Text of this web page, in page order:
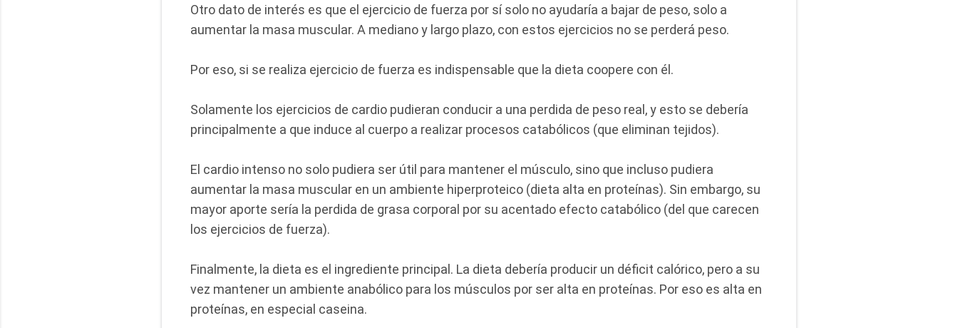
Otro dato de interés es que el ejercicio de fuerza por sí solo no ayudaría a bajar de peso, solo a
aumentar la masa muscular. A mediano y largo plazo, con estos ejercicios no se perderá peso.
Por eso, si se realiza ejercicio de fuerza es indispensable que la dieta coopere con él.
Solamente los ejercicios de cardio pudieran conducir a una perdida de peso real, y esto se debería
principalmente a que induce al cuerpo a realizar procesos catabólicos (que eliminan tejidos).
El cardio intenso no solo pudiera ser útil para mantener el músculo, sino que incluso pudiera
aumentar la masa muscular en un ambiente hiperproteico (dieta alta en proteínas). Sin embargo, su
mayor aporte sería la perdida de grasa corporal por su acentado efecto catabólico (del que carecen
los ejercicios de fuerza).
Finalmente, la dieta es el ingrediente principal. La dieta debería producir un déficit calórico, pero a su
vez mantener un ambiente anabólico para los músculos por ser alta en proteínas. Por eso es alta en
proteínas, en especial caseina.